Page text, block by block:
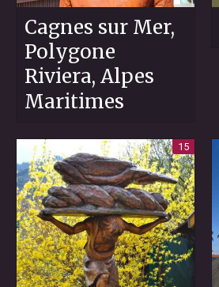
Cagnes sur Mer,
Polygone
Riviera, Alpes
Maritimes
15